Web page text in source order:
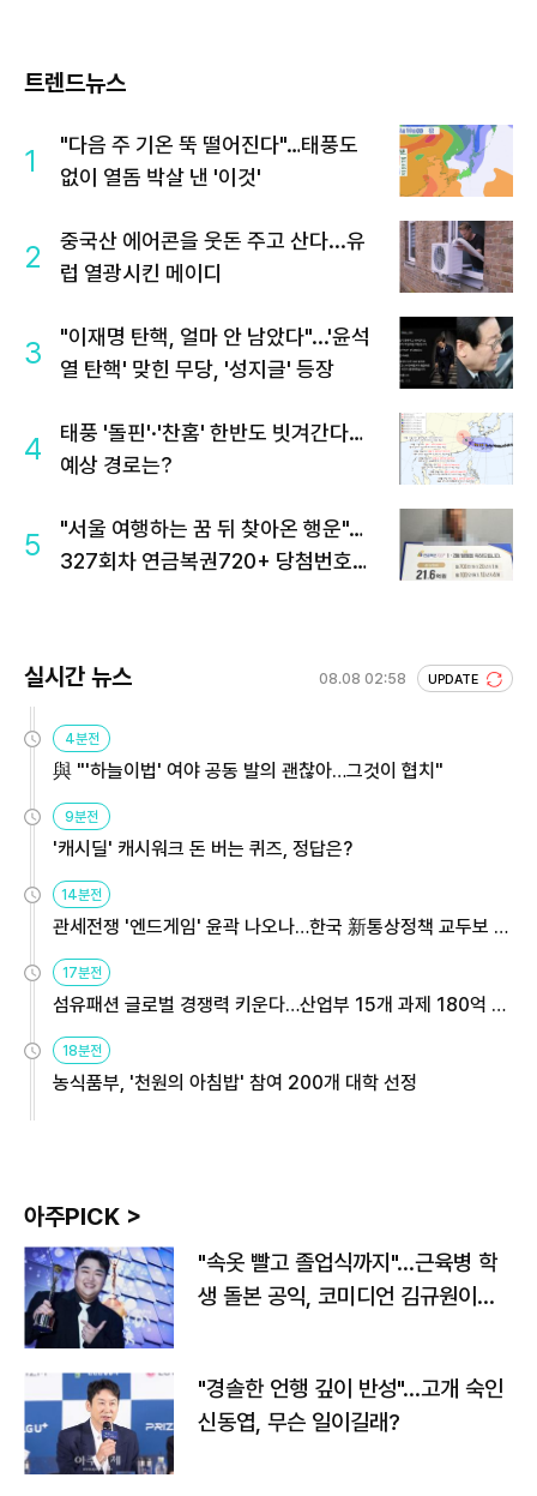
트렌드뉴스
1
"다음 주 기온 뚝 떨어진다"…태풍도
없이 열돔 박살 낸 '이것'
2
중국산 에어콘을 웃돈 주고 산다...유
럽 열광시킨 메이디
3
"이재명 탄핵, 얼마 안 남았다"...'윤석
열 탄핵' 맞힌 무당, '성지글' 등장
4
태풍 '돌핀'·'찬홈' 한반도 빗겨간다…
예상 경로는?
5
"서울 여행하는 꿈 뒤 찾아온 행운"…
327회차 연금복권720+ 당첨번호조
실시간 뉴스 08.08 02:58 UPDATE
4분전
與 "'하늘이법' 여야 공동 발의 괜찮아…그것이 협치"
9분전
'캐시딜' 캐시워크 돈 버는 퀴즈, 정답은?
14분전
관세전쟁 '엔드게임' 윤곽 나오나…한국 新통상정책 교두보 활
용해야
17분전
섬유패션 글로벌 경쟁력 키운다…산업부 15개 과제 180억 지
원
18분전
농식품부, '천원의 아침밥' 참여 200개 대학 선정
아주PICK >
"속옷 빨고 졸업식까지"…근육병 학
생 돌본 공익, 코미디언 김규원이었
"경솔한 언행 깊이 반성"…고개 숙인
신동엽, 무슨 일이길래?